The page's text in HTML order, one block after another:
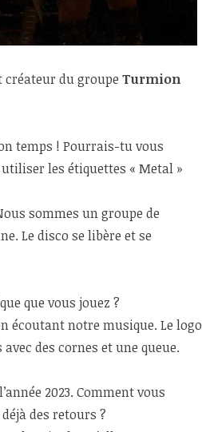
créateur du groupe Turmion
temps ! Pourrais-tu vous
les étiquettes « Metal »
sommes un groupe de
Le disco se libère et se
que vous jouez ?
écoutant notre musique. Le logo
des cornes et une queue.
2023. Comment vous
des retours ?